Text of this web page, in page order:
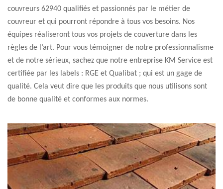
couvreurs 62940 qualifiés et passionnés par le métier de
couvreur et qui pourront répondre à tous vos besoins. Nos
équipes réaliseront tous vos projets de couverture dans les
règles de l’art. Pour vous témoigner de notre professionnalisme
et de notre sérieux, sachez que notre entreprise KM Service est
certifiée par les labels : RGE et Qualibat ; qui est un gage de
qualité. Cela veut dire que les produits que nous utilisons sont
de bonne qualité et conformes aux normes.